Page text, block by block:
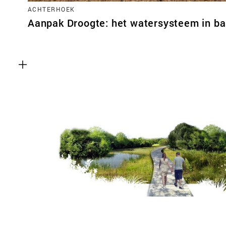
ACHTERHOEK
Aanpak Droogte: het watersysteem in